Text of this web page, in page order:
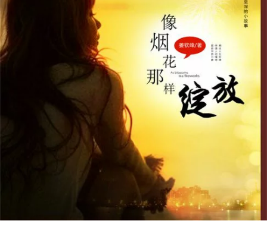
3C家電 運動休閒 親子玩具
男裝 化妝保養 情趣用品
電子/紙本書